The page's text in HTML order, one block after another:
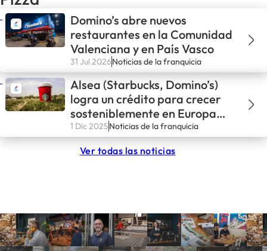
Domino’s abre nuevos
restaurantes en la Comunidad
Valenciana y en País Vasco
31 Jul 2026Noticias de la franquicia
Alsea (Starbucks, Domino’s)
logra un crédito para crecer
sosteniblemente en Europa
hasta 2029
1 Dic 2025Noticias de la franquicia
Ver todas las noticias